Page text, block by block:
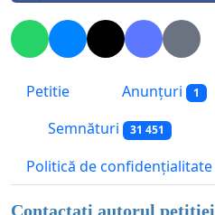
Petitie Anunțuri 1
Semnături 31 451
Politică de confidențialitate
Contactați autorul petiției